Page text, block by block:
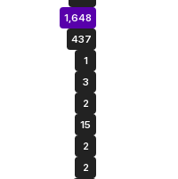
1,648
437
1
3
2
15
2
2